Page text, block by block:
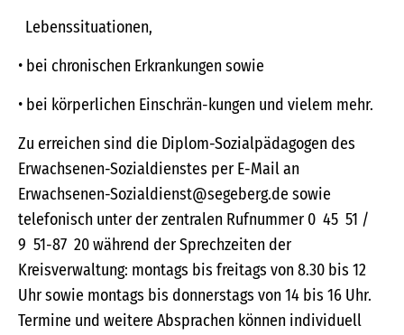
Lebenssituationen,
• bei chronischen Erkrankungen sowie
• bei körperlichen Einschrän-kungen und vielem mehr.
Zu erreichen sind die Diplom-Sozialpädagogen des
Erwachsenen-Sozialdienstes per E-Mail an
Erwachsenen-Sozialdienst@segeberg.de sowie
telefonisch unter der zentralen Rufnummer 0 45 51 /
9 51-87 20 während der Sprechzeiten der
Kreisverwaltung: montags bis freitags von 8.30 bis 12
Uhr sowie montags bis donnerstags von 14 bis 16 Uhr.
Termine und weitere Absprachen können individuell